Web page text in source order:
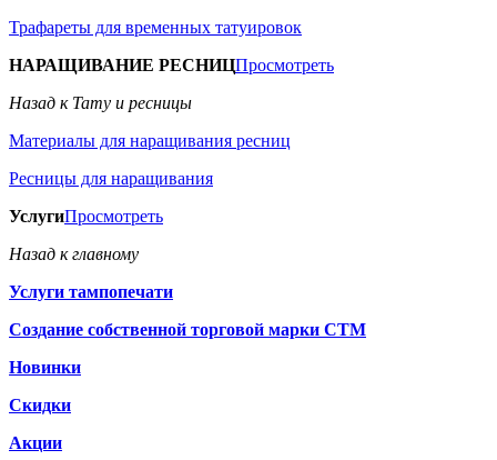
Трафареты для временных татуировок
НАРАЩИВАНИЕ РЕСНИЦПросмотреть
Назад к Тату и ресницы
Материалы для наращивания ресниц
Ресницы для наращивания
УслугиПросмотреть
Назад к главному
Услуги тампопечати
Создание собственной торговой марки СТМ
Новинки
Скидки
Акции